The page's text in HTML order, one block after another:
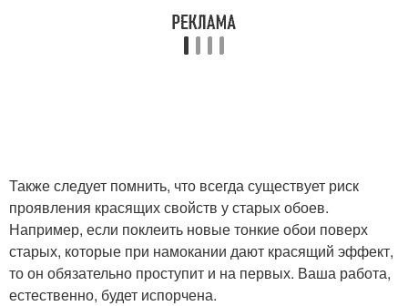
Также следует помнить, что всегда существует риск
проявления красящих свойств у старых обоев.
Например, если поклеить новые тонкие обои поверх
старых, которые при намокании дают красящий эффект,
то он обязательно проступит и на первых. Ваша работа,
естественно, будет испорчена.